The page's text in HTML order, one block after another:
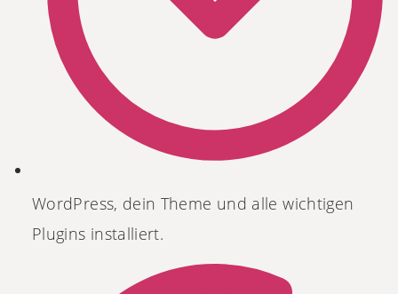
WordPress, dein Theme und alle wichtigen
Plugins installiert.